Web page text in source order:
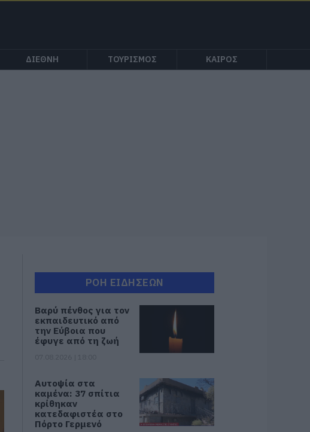
ΔΙΕΘΝΗ ΤΟΥΡΙΣΜΟΣ ΚΑΙΡΟΣ
ΡΟΗ ΕΙΔΗΣΕΩΝ
Βαρύ πένθος για τον
εκπαιδευτικό από
την Εύβοια που
έφυγε από τη ζωή
Αυτοψία στα
καμένα: 37 σπίτια
κρίθηκαν
κατεδαφιστέα στο
Πόρτο Γερμενό